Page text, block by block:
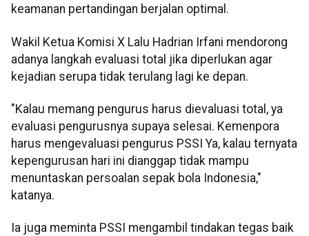
keamanan pertandingan berjalan optimal.
Wakil Ketua Komisi X Lalu Hadrian Irfani mendorong
adanya langkah evaluasi total jika diperlukan agar
kejadian serupa tidak terulang lagi ke depan.
"Kalau memang pengurus harus dievaluasi total, ya
evaluasi pengurusnya supaya selesai. Kemenpora
harus mengevaluasi pengurus PSSI Ya, kalau ternyata
kepengurusan hari ini dianggap tidak mampu
menuntaskan persoalan sepak bola Indonesia,"
katanya.
Ia juga meminta PSSI mengambil tindakan tegas baik